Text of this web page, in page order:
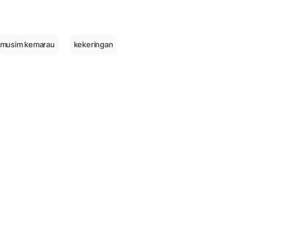
musim kemarau kekeringan